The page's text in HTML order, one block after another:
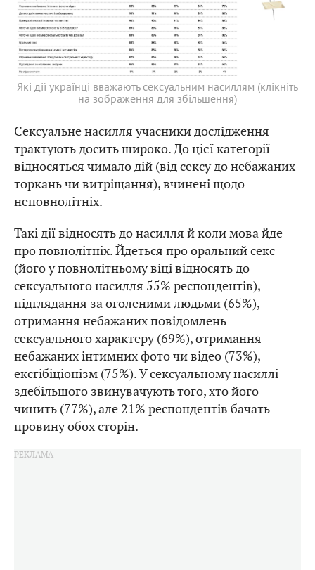
Які дії українці вважають сексуальним насиллям (клікніть
на зображення для збільшення)
Сексуальне насилля учасники дослідження
трактують досить широко. До цієї категорії
відносяться чимало дій (від сексу до небажаних
торкань чи витріщання), вчинені щодо
неповнолітніх.
Такі дії відносять до насилля й коли мова йде
про повнолітніх. Йдеться про оральний секс
(його у повнолітньому віці відносять до
сексуального насилля 55% респондентів),
підглядання за оголеними людьми (65%),
отримання небажаних повідомлень
сексуального характеру (69%), отримання
небажаних інтимних фото чи відео (73%),
ексгібіціонізм (75%). У сексуальному насиллі
здебільшого звинувачують того, хто його
чинить (77%), але 21% респондентів бачать
провину обох сторін.